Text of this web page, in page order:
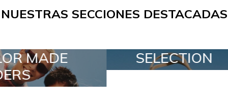
NUESTRAS SECCIONES DESTACADAS
SELECTION SPECIAL LOTS